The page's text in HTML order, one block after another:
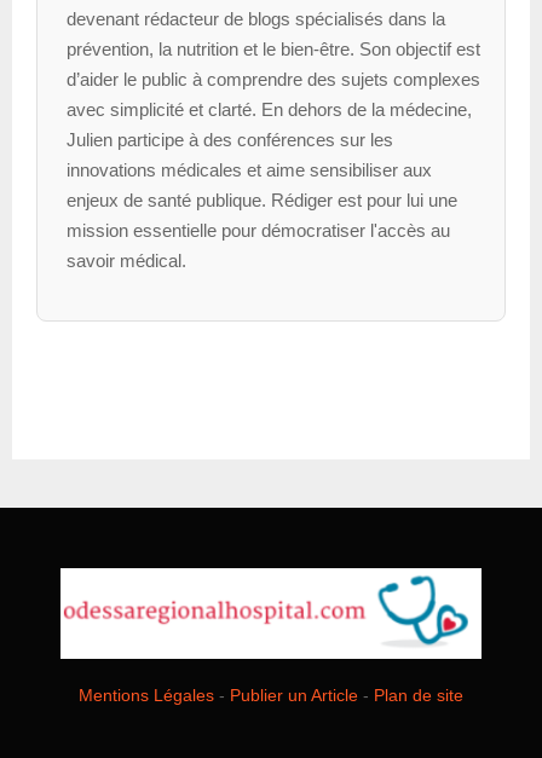
devenant rédacteur de blogs spécialisés dans la
prévention, la nutrition et le bien-être. Son objectif est
d’aider le public à comprendre des sujets complexes
avec simplicité et clarté. En dehors de la médecine,
Julien participe à des conférences sur les
innovations médicales et aime sensibiliser aux
enjeux de santé publique. Rédiger est pour lui une
mission essentielle pour démocratiser l'accès au
savoir médical.
Mentions Légales - Publier un Article - Plan de site